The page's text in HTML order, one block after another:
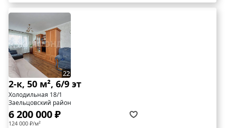
22
2-к, 50 м², 6/9 эт
Холодильная 18/1
Заельцовский район
6 200 000 ₽
124 000 ₽/м²